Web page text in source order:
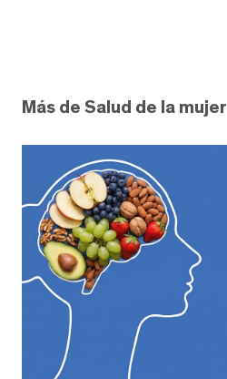
Más de Salud de la mujer